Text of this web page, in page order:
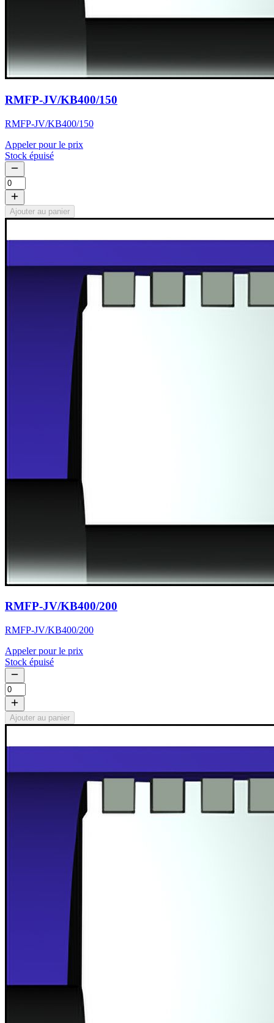
RMFP-JV/KB400/150
RMFP-JV/KB400/150
Appeler pour le prix
Stock épuisé
Ajouter au panier
RMFP-JV/KB400/200
RMFP-JV/KB400/200
Appeler pour le prix
Stock épuisé
Ajouter au panier